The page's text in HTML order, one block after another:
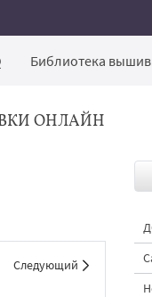
Библиотека
ОНЛАЙН
Следующий